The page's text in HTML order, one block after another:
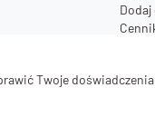
Twoje
Dodaj